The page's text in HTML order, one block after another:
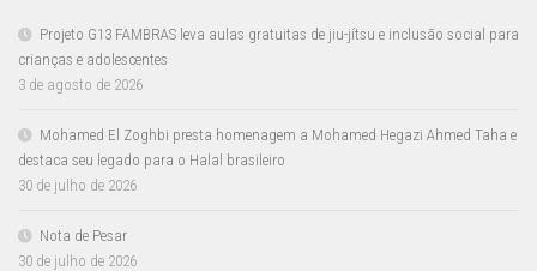
Projeto G13 FAMBRAS leva aulas gratuitas de jiu-jítsu e inclusão social para
crianças e adolescentes
3 de agosto de 2026
Mohamed El Zoghbi presta homenagem a Mohamed Hegazi Ahmed Taha e
destaca seu legado para o Halal brasileiro
30 de julho de 2026
Nota de Pesar
30 de julho de 2026